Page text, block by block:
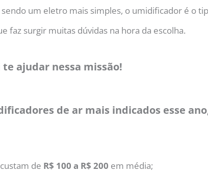
um eletro mais simples, o umidificador é o
faz surgir muitas dúvidas na hora da escolha.
ajudar nessa missão!
de ar mais indicados esse
de R$ 100 a R$ 200 em média;